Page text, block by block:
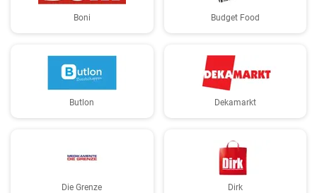
Boni Budget Food
Butlon Dekamarkt
Die Grenze Dirk